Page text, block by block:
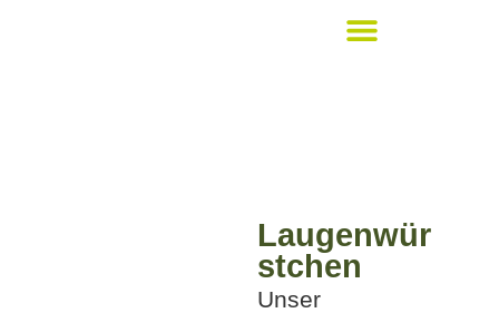
Laugenwür
stchen
Unser